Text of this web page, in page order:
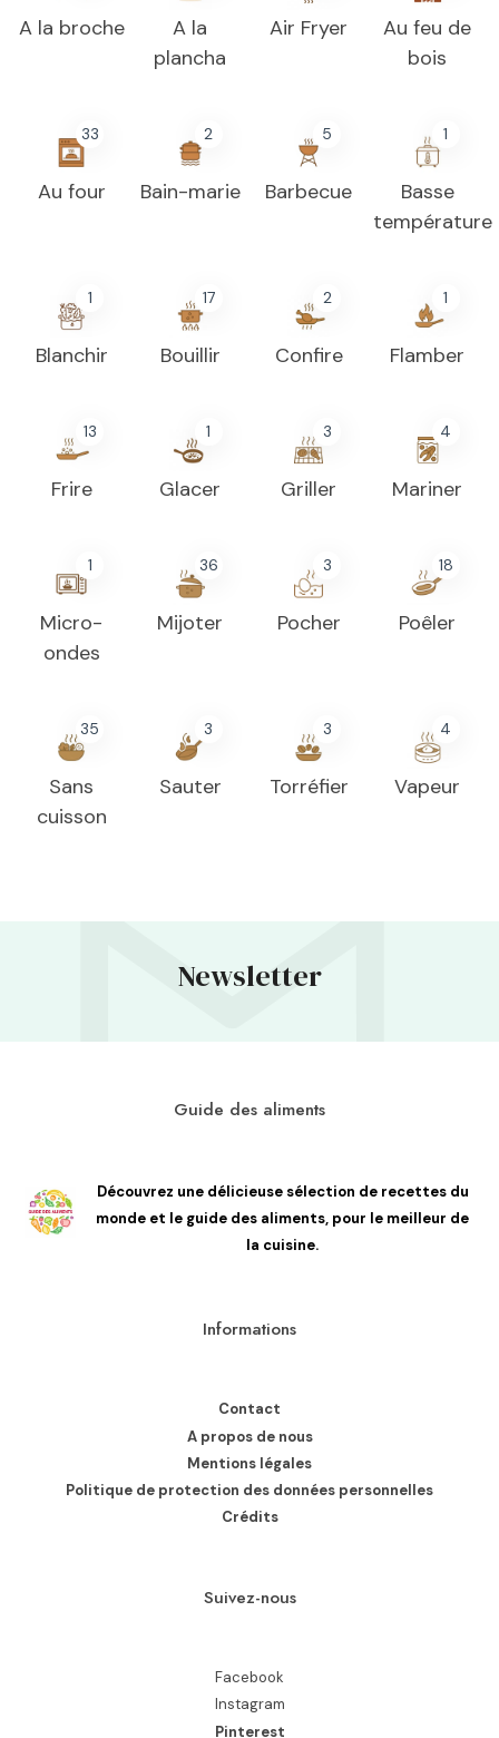
A la broche
A la
plancha
Air Fryer
Au feu de
bois
33
Au four
2
Bain-marie
5
Barbecue
1
Basse
température
1
Blanchir
17
Bouillir
2
Confire
1
Flamber
13
Frire
1
Glacer
3
Griller
4
Mariner
1
Micro-
ondes
36
Mijoter
3
Pocher
18
Poêler
35
Sans
cuisson
3
Sauter
3
Torréfier
4
Vapeur
Newsletter
Guide des aliments
Découvrez une délicieuse sélection de recettes du
monde et le guide des aliments, pour le meilleur de
la cuisine.
Informations
Contact
A propos de nous
Mentions légales
Politique de protection des données personnelles
Crédits
Suivez-nous
Facebook
Instagram
Pinterest